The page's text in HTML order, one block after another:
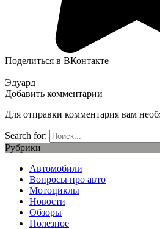
Поделиться в ВКонтакте
Эдуард
Добавить комментарии
Для отправки комментария вам
Search for:
Рубрики
Автомобили
Вопросы про авто
Мотоциклы
Новости
Обзоры
Полезное